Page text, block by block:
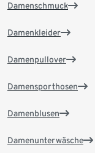
Damenschmuck
Damenkleider
Damenpullover
Damensporthosen
Damenblusen
Damenunterwäsche